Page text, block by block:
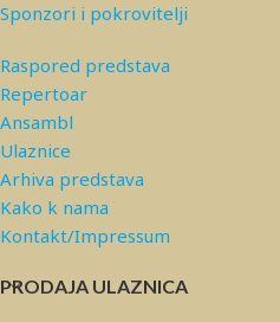
Sponzori i pokrovitelji
Raspored predstava
Repertoar
Ansambl
Ulaznice
Arhiva predstava
Kako k nama
Kontakt/Impressum
PRODAJA ULAZNICA